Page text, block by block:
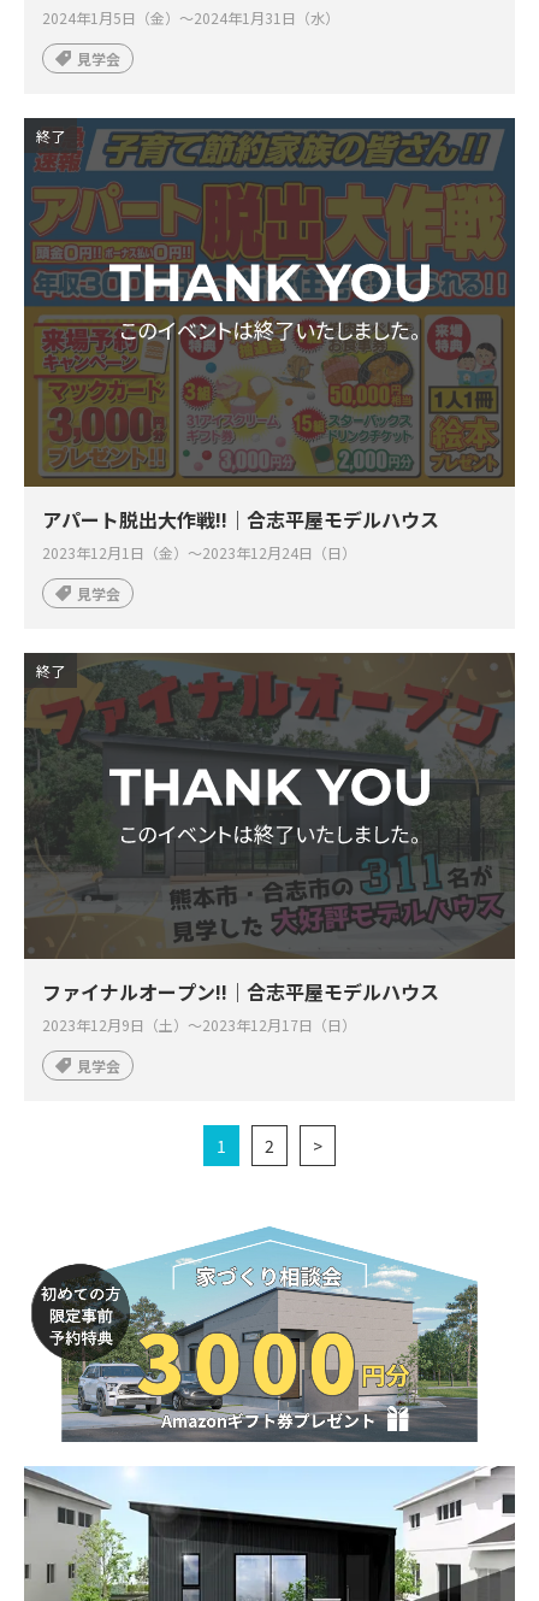
2024年1月5日（金）～2024年1月31日（水）
見学会
終了
アパート脱出大作戦!!｜合志平屋モデルハウス
2023年12月1日（金）～2023年12月24日（日）
見学会
終了
ファイナルオープン‼｜合志平屋モデルハウス
2023年12月9日（土）～2023年12月17日（日）
見学会
1 2 >